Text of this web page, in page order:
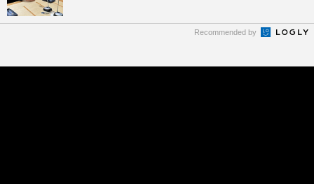
Recommended by